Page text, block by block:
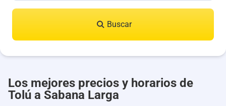
Buscar
Los mejores precios y horarios de
Tolú a Sabana Larga